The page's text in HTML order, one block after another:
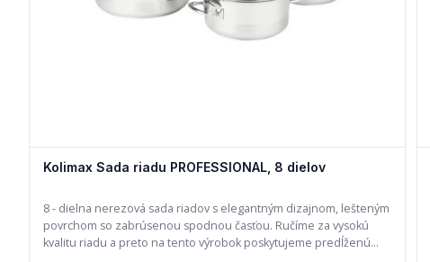
Kolimax Sada riadu PROFESSIONAL, 8 dielov
8 - dielna nerezová sada riadov s elegantným dizajnom, lešteným
povrchom so zabrúsenou spodnou časťou. Ručíme za vysokú
kvalitu riadu a preto na tento výrobok poskytujeme predĺženú